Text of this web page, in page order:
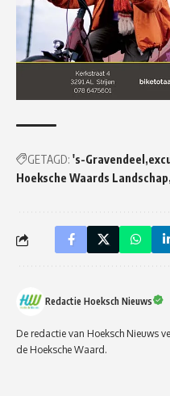
GETAGD: 's-Gravendeel
Hoeksche Waards Landschap
Redactie Hoeksch Nieuws
De redactie van Hoeksch Nieuws
de Hoeksche Waard.